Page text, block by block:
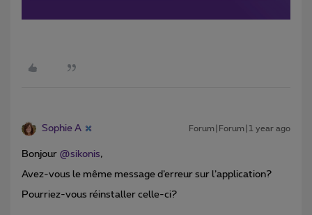
Sophie A Forum|Forum|1 year ago
Bonjour @sikonis,
Avez-vous le même message d’erreur sur l’application?
Pourriez-vous réinstaller celle-ci?